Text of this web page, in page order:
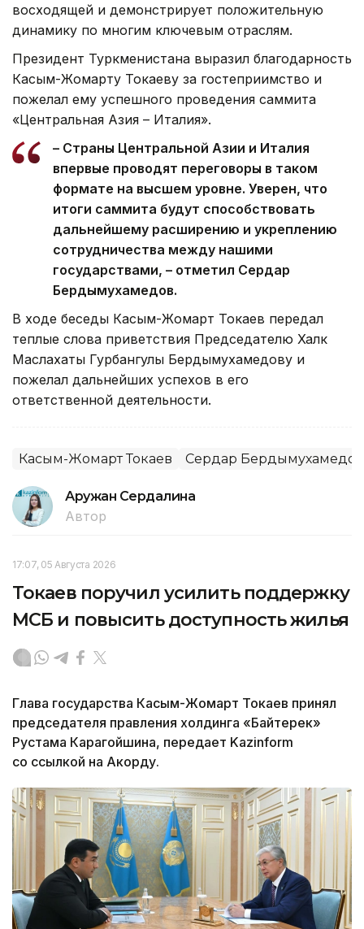
восходящей и демонстрирует положительную
динамику по многим ключевым отраслям.
Президент Туркменистана выразил благодарность
Касым-Жомарту Токаеву за гостеприимство и
пожелал ему успешного проведения саммита
«Центральная Азия – Италия».
– Страны Центральной Азии и Италия
впервые проводят переговоры в таком
формате на высшем уровне. Уверен, что
итоги саммита будут способствовать
дальнейшему расширению и укреплению
сотрудничества между нашими
государствами, – отметил Сердар
Бердымухамедов.
В ходе беседы Касым-Жомарт Токаев передал
теплые слова приветствия Председателю Халк
Маслахаты Гурбангулы Бердымухамедову и
пожелал дальнейших успехов в его
ответственной деятельности.
Касым-Жомарт Токаев Сердар Бердымухамедов
Аружан Сердалина
Автор
17:07, 05 Августа 2026
Токаев поручил усилить поддержку
МСБ и повысить доступность жилья
Глава государства Касым-Жомарт Токаев принял
председателя правления холдинга «Байтерек»
Рустама Карагойшина, передает Kazinform
со ссылкой на Акорду.